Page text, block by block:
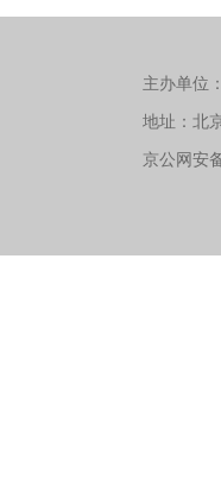
主办单位
地址：北
京公网安